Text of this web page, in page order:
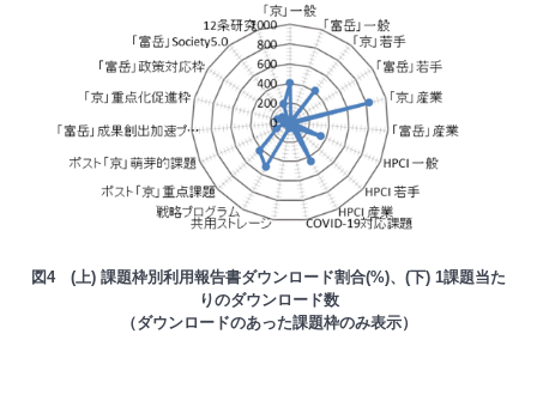
図4 (上) 課題枠別利用報告書ダウンロード割合(%)、(下) 1課題当た
りのダウンロード数
（ダウンロードのあった課題枠のみ表示）